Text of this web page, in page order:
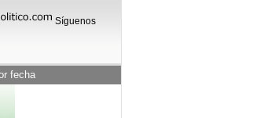
Síguenos
fecha